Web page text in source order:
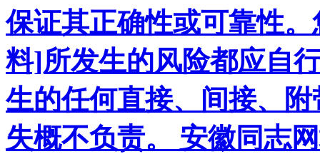
保证其正确性或可靠性
料]所发生的风险都应自
生的任何直接、间接、
失概不负责。 安徽同志